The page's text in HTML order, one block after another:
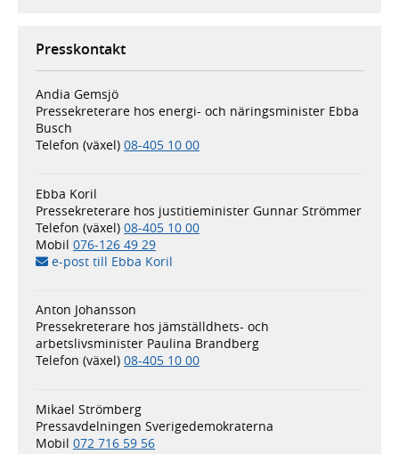
Presskontakt
Andia Gemsjö
Pressekreterare hos energi- och näringsminister Ebba
Busch
Telefon (växel) 08-405 10 00
Ebba Koril
Pressekreterare hos justitieminister Gunnar Strömmer
Telefon (växel) 08-405 10 00
Mobil 076-126 49 29
e-post till Ebba Koril
Anton Johansson
Pressekreterare hos jämställdhets- och
arbetslivsminister Paulina Brandberg
Telefon (växel) 08-405 10 00
Mikael Strömberg
Pressavdelningen Sverigedemokraterna
Mobil 072 716 59 56